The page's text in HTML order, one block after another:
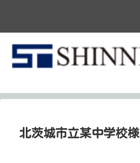
北茨城市立某中学校様